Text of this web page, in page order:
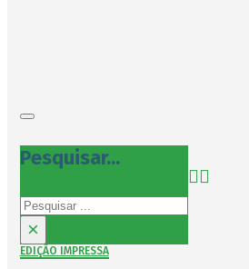
Pesquisar...
Pesquisar
×
EDIÇÃO IMPRESSA